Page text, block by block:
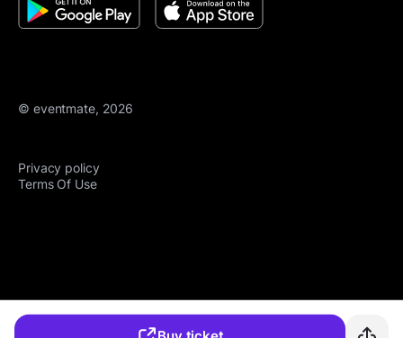
© eventmate, 2026
Privacy policy
Terms Of Use